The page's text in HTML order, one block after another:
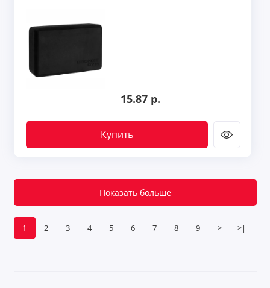
15.87 р.
Купить
1 2 3 4 5 6 7 8 9 > >|
Показать больше